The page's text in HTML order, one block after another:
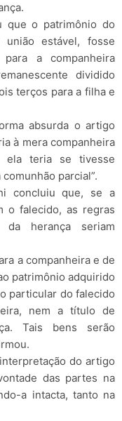
que o patrimônio do
estável, fosse
a companheira
dividido
terços para a filha e
absurda o artigo
à mera companheira
ela teria se tivesse
parcial”.
concluiu que, se a
o falecido, as regras
herança seriam
a companheira e de
patrimônio adquirido
particular do falecido
nem a título de
Tais bens serão
do artigo
das partes na
a intacta, tanto na